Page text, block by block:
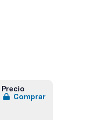
Precio
Comprar